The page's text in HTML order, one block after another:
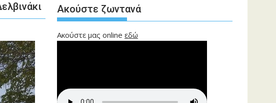
Ακούστε ζωντανά
Ακούστε μας online εδώ